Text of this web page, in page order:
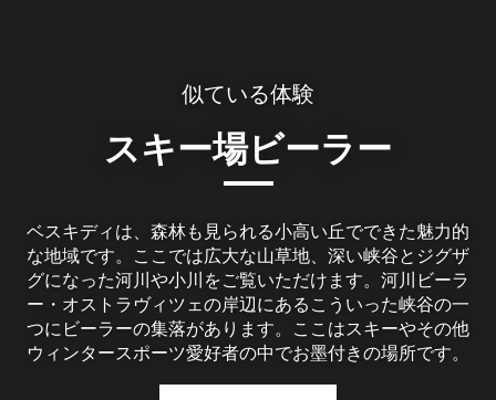
似ている体験
スキー場ビーラー
ベスキディは、森林も見られる小高い丘でできた魅力的
な地域です。ここでは広大な山草地、深い峡谷とジグザ
グになった河川や小川をご覧いただけます。河川ビーラ
ー・オストラヴィツェの岸辺にあるこういった峡谷の一
つにビーラーの集落があります。ここはスキーやその他
ウィンタースポーツ愛好者の中でお墨付きの場所です。